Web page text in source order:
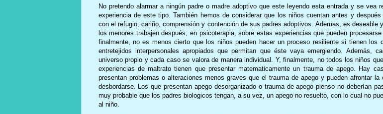
No pretendo alarmar a ningún padre o madre adoptivo que este leyendo esta entrada y se vea
experiencia de este tipo. También hemos de considerar que los niños cuentan antes y
con el refugio, cariño, comprensión y contención de sus padres adoptivos. Ademas, es deseable
los menores trabajen después, en psicoterapia, sobre estas experiencias que pueden procesarse
finalmente, no es menos cierto que los niños pueden hacer un proceso resiliente si tienen los
entretejidos interpersonales apropiados que permitan que éste vaya emergiendo. Además,
universo propio y cada caso se valora de manera individual. Y, finalmente, no todos los niños
experiencias de maltrato tienen que presentar matematicamente un trauma de apego. Hay
presentan problemas o alteraciones menos graves que el trauma de apego y pueden afrontar la
desbordarse. Los que presentan apego desorganizado o trauma de apego pienso no deberían
muy probable que los padres biologicos tengan, a su vez, un apego no resuelto, con lo cual no
al niño.